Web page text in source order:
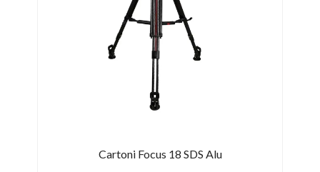
Cartoni Focus 18 SDS Alu